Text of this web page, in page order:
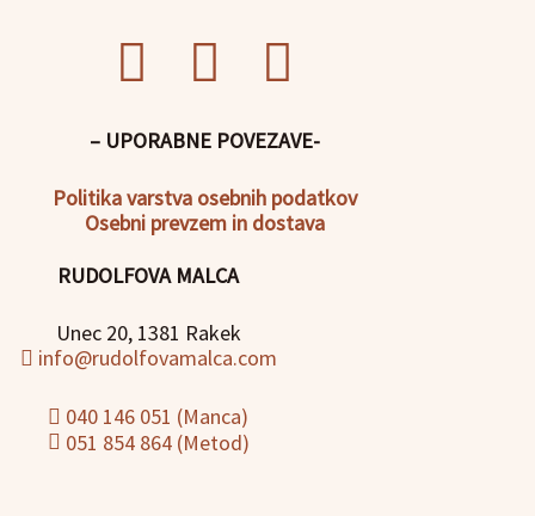
– UPORABNE POVEZAVE-
Politikavarstva osebnih podatkov
Osebni prevzem in dostava
RUDOLFOVA MALCA
Unec 20, 1381 Rakek
info@rudolfovamalca.com
040 146 051 (Manca)
051 854 864 (Metod)